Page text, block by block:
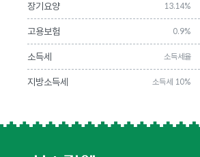
장기요양 13.14%
고용보험 0.9%
소득세 소득세율
지방소득세 소득세 10%